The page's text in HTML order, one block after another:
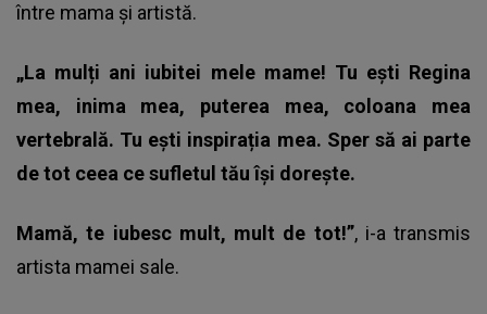
între mama și artistă.
„La mulți ani iubitei mele mame! Tu ești Regina
mea, inima mea, puterea mea, coloana mea
vertebrală. Tu ești inspirația mea. Sper să ai parte
de tot ceea ce sufletul tău își dorește.
Mamă, te iubesc mult, mult de tot!”, i-a transmis
artista mamei sale.